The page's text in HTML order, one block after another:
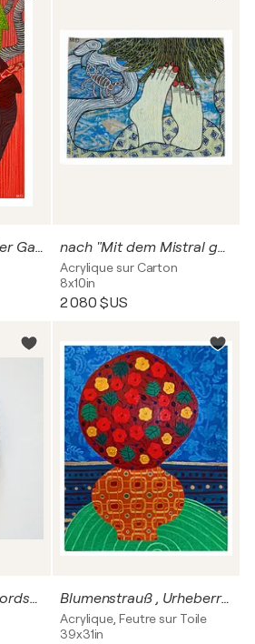
Verschlungen (Wilder Garten), Urheberrecht Katharina Kretschmer nach "Mit dem Mistral gekommen" von Sarah Kirsch, Urheberrecht Katharina Kretschmer - Verkauf als gesamten Zyklus
Acrylique sur Carton
8x10in
2 080 $US
Evelin, colorierter Nordseestein, Urheberrecht Katharina Kretschmer Blumenstrauß , Urheberrecht Katharina Kretschmer
Acrylique, Feutre sur Toile
39x31in